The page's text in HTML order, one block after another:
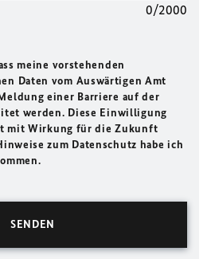
0/2000
meine vorstehenden
Daten vom Auswärtigen Amt
einer Barriere auf der
werden. Diese Einwilligung
mit Wirkung für die Zukunft
zum Datenschutz habe ich